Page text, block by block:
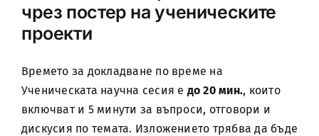
чрез постер на ученическите
проекти
Времето за докладване по време на
Ученическата научна сесия е до 20 мин., които
включват и 5 минути за въпроси, отговори и
дискусия по темата. Изложението трябва да бъде